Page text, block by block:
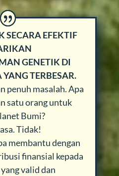
SECARA EFEKTIF
GENETIK DI
TERBESAR.
penuh masalah. Apa
satu orang untuk
Bumi?
Tidak!
membantu dengan
finansial kepada
valid dan